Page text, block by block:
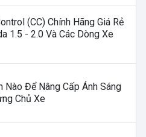
(CC) Chính Hãng Giá Rẻ
1.5 - 2.0 Và Các Dòng Xe
Nào Để Nâng Cấp Ánh Sáng
Chủ Xe